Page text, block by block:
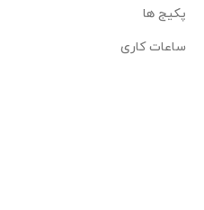
پکیج ها
ساعات کاری